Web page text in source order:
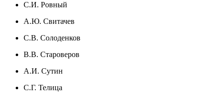
С.И. Ровный
А.Ю. Свитачев
С.В. Солоденков
В.В. Староверов
А.И. Сутин
С.Г. Телица